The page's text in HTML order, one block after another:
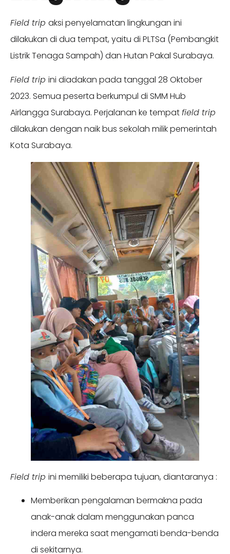
Field trip aksi penyelamatan lingkungan ini
dilakukan di dua tempat, yaitu di PLTSa (Pembangkit
Listrik Tenaga Sampah) dan Hutan Pakal Surabaya.
Field trip ini diadakan pada tanggal 28 Oktober
2023. Semua peserta berkumpul di SMM Hub
Airlangga Surabaya. Perjalanan ke tempatfield trip
dilakukan dengan naik bus sekolah milik pemerintah
Kota Surabaya.
Field trip ini memiliki beberapa tujuan, diantaranya :
Memberikan pengalaman bermakna pada
anak-anak dalam menggunakan panca
indera mereka saat mengamati benda-benda
di sekitarnya.